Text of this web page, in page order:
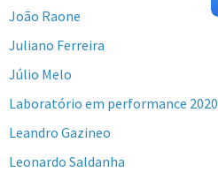
João Raone
Juliano Ferreira
Júlio Melo
Laboratório em performance 2020
Leandro Gazineo
Leonardo Saldanha